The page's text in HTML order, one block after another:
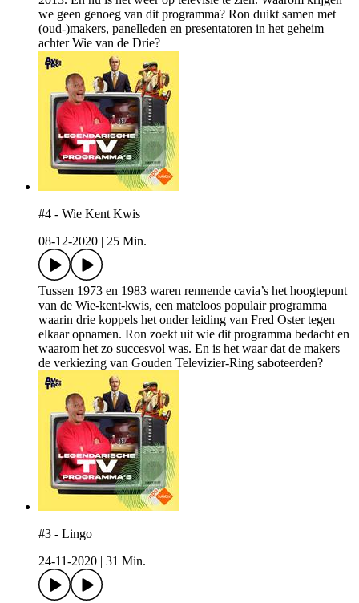
we geen genoeg van dit programma? Ron duikt samen met
(oud-)makers, panelleden en presentatoren in het geheim
achter Wie van de Drie?
#4 - Wie Kent Kwis
08-12-2020
25 Min.
Tussen 1973 en 1983 waren rennende cavia’s het hoogtepunt
van de Wie-kent-kwis, een mateloos populair programma
waarin drie koppels het onder leiding van Fred Oster tegen
elkaar opnamen. Ron zoekt uit wie dit programma bedacht en
waarom het zo succesvol was. En is het waar dat de makers
de verkiezing van Gouden Televizier-Ring saboteerden?
#3 - Lingo
24-11-2020
31 Min.